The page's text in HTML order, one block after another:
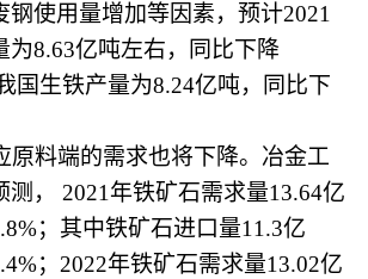
钢使用量增加等因素，预计2021
为8.63亿吨左右，同比下降
国生铁产量为8.24亿吨，同比下
原料端的需求也将下降。冶金工
测， 2021年铁矿石需求量13.64亿
；其中铁矿石进口量11.3亿
；2022年铁矿石需求量13.02亿